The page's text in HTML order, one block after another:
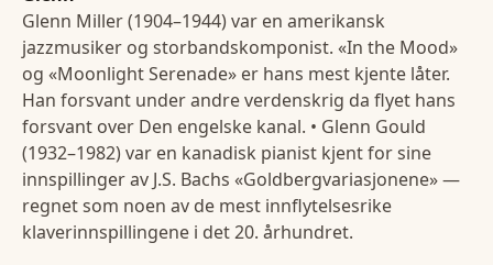
Glenn Miller (1904–1944) var en amerikansk
jazzmusiker og storbandskomponist. «In the Mood»
og «Moonlight Serenade» er hans mest kjente låter.
Han forsvant under andre verdenskrig da flyet hans
forsvant over Den engelske kanal. • Glenn Gould
(1932–1982) var en kanadisk pianist kjent for sine
innspillinger av J.S. Bachs «Goldbergvariasjonene» —
regnet som noen av de mest innflytelsesrike
klaverinnspillingene i det 20. århundret.